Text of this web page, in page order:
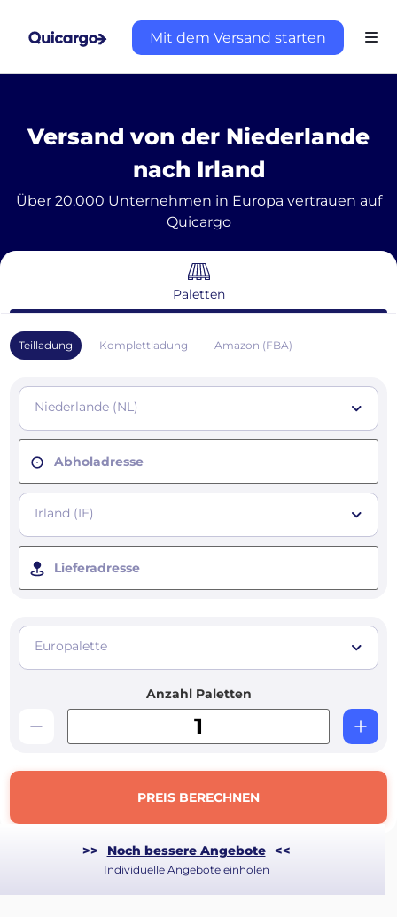
Mit dem Versand starten
Versand von der Niederlande
nach Irland
Über 20.000 Unternehmen in Europa vertrauen auf
Quicargo
Paletten
Teilladung Komplettladung Amazon (FBA)
Niederlande (NL)
Abholadresse
Irland (IE)
Lieferadresse
Europalette
Anzahl Paletten
PREIS BERECHNEN
>> Noch bessere Angebote <<
Individuelle Angebote einholen